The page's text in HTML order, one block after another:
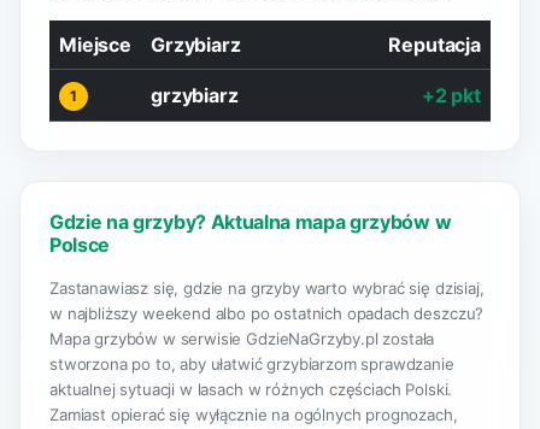
Miejsce Grzybiarz Reputacja
1 grzybiarz +2 pkt
Gdzie na grzyby? Aktualna mapa grzybów w
Polsce
Zastanawiasz się, gdzie na grzyby warto wybrać się dzisiaj,
w najbliższy weekend albo po ostatnich opadach deszczu?
Mapa grzybów w serwisie GdzieNaGrzyby.pl została
stworzona po to, aby ułatwić grzybiarzom sprawdzanie
aktualnej sytuacji w lasach w różnych częściach Polski.
Zamiast opierać się wyłącznie na ogólnych prognozach,